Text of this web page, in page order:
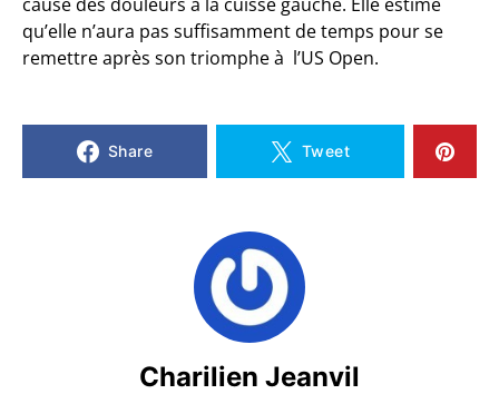
qu’elle n’aura pas suffisamment de temps pour se
remettre après son triomphe à l’US Open.
Share Tweet
Charilien Jeanvil